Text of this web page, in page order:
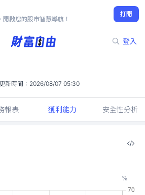
開啟您的股市智慧導航！
打開
登入
21.80
1.16%
新時間： 2026/08/07 05:30
報表 獲利能力 安全性分析